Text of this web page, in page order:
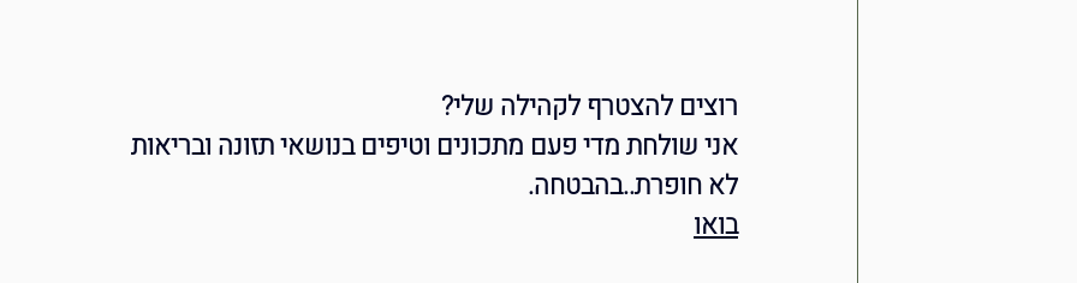
רוצים להצטרף לקהילה שלי?
אני שולחת מדי פעם מתכונים וטיפים בנושאי תזונה ובריאות
לא חופרת..בהבטחה.
בואו